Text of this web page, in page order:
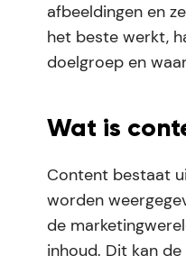
afbeeldingen en
het beste werkt,
doelgroep en
Wat is
Content bestaat
worden
de
inhoud. Dit kan